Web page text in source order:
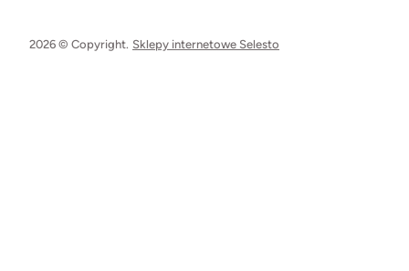
2026 © Copyright. Sklepy internetowe Selesto